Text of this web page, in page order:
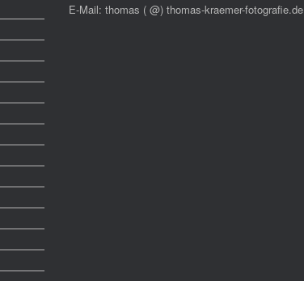
E-Mail: thomas ( @) thomas-kraemer-fotografie.de